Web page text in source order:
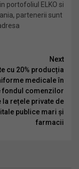
portofoliul ELKO si
partenerii sunt
Next
cu 20% producția
medicale în
fondul comenzilor
la rețele private de
publice mari și
farmacii